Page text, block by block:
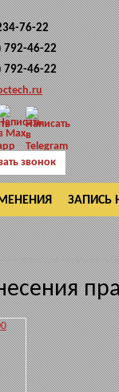
76-22
792-46-22
792-46-22
звонок
ЗАПИСЬ
для нанесения